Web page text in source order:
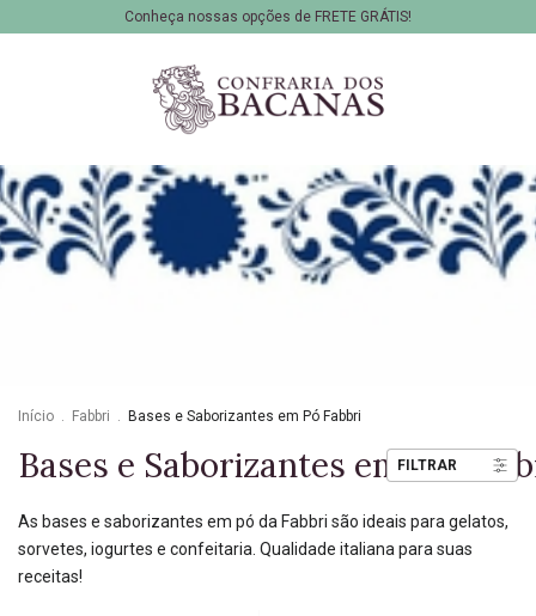
Conheça nossas opções de FRETE GRÁTIS!
Início . Fabbri . Bases e Saborizantes em Pó Fabbri
Bases e Saborizantes em Pó
FILTRAR
As bases e saborizantes em pó da Fabbri são ideais para gelatos,
sorvetes, iogurtes e confeitaria. Qualidade italiana para suas
receitas!